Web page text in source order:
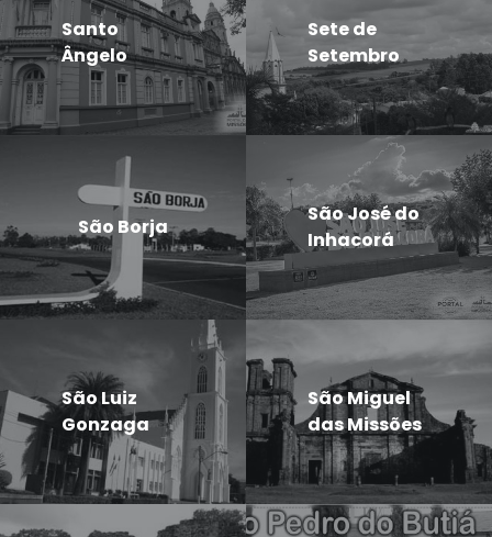
Santo
Ângelo
Sete de
Setembro
São Borja
São José do
Inhacorá
São Luiz
Gonzaga
São Miguel
das Missões